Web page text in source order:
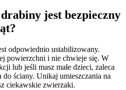
jest bezpieczny
odpowiednio ustabilizowany.
powierzchni i nie chwieje się. W
lub jeśli masz małe dzieci, zaleca
ściany. Unikaj umieszczania na
ciekawskie zwierzaki.